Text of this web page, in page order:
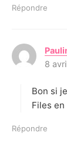
Répondre
8
Bon si
Files en
Répondre